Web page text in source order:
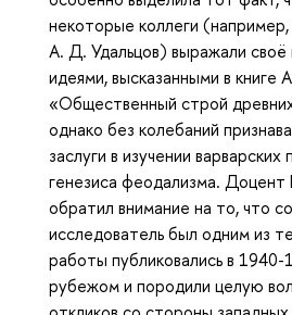
некоторые коллеги
А. Д. Удальцов) выражали своё
идеями, высказанными в книге
«Общественный строй
однако без колебаний
заслуги в изучении
генезиса феодализма.
обратил внимание на то, что
исследователь был одним из
работы публиковались в 1940-
рубежом и породили целую